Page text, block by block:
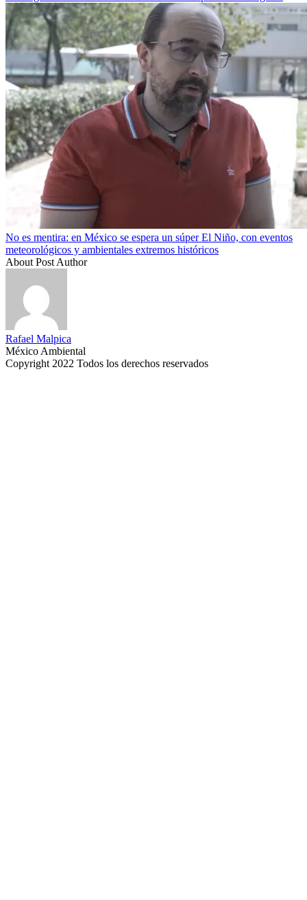
No es mentira: en México se espera un súper El Niño, con eventos
meteorológicos y ambientales extremos históricos
About Post Author
Rafael Malpica
México Ambiental
Copyright 2022 Todos los derechos reservados